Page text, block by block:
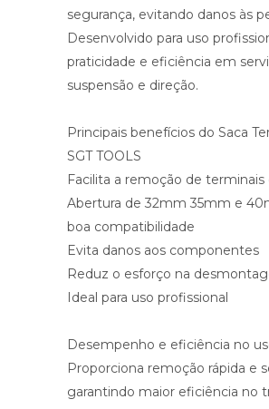
segurança, evitando danos às
Desenvolvido para uso
praticidade e eficiência em
suspensão e direção.
Principais benefícios do Saca
SGT TOOLS
Facilita a remoção de terminais
Abertura de 32mm 35mm e
boa compatibilidade
Evita danos aos componentes
Reduz o esforço na
Ideal para uso profissional
Desempenho e eficiência no
Proporciona remoção rápida e
garantindo maior eficiência no